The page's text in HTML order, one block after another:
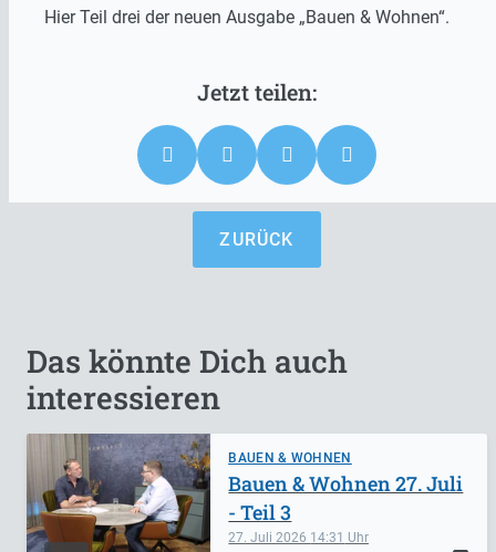
Hier Teil drei der neuen Ausgabe „Bauen & Wohnen“.
ZURÜCK
Das könnte Dich auch
interessieren
BAUEN & WOHNEN
27. Juli 2026 14:31
Bauen & Wohnen 27. Juli
- Teil 3